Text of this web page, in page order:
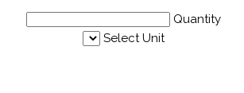
Quantity
Select Unit